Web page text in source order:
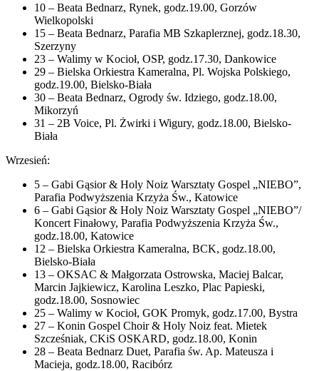
10 – Beata Bednarz, Rynek, godz.19.00, Gorzów
Wielkopolski
15 – Beata Bednarz, Parafia MB Szkaplerznej, godz.18.30,
Szerzyny
23 – Walimy w Kocioł, OSP, godz.17.30, Dankowice
29 – Bielska Orkiestra Kameralna, Pl. Wojska Polskiego,
godz.19.00, Bielsko-Biała
30 – Beata Bednarz, Ogrody św. Idziego, godz.18.00,
Mikorzyń
31 – 2B Voice, Pl. Żwirki i Wigury, godz.18.00, Bielsko-
Biała
Wrzesień:
5 – Gabi Gąsior & Holy Noiz Warsztaty Gospel „NIEBO”,
Parafia Podwyższenia Krzyża Św., Katowice
6 – Gabi Gąsior & Holy Noiz Warsztaty Gospel „NIEBO”/
Koncert Finałowy, Parafia Podwyższenia Krzyża Św.,
godz.18.00, Katowice
12 – Bielska Orkiestra Kameralna, BCK, godz.18.00,
Bielsko-Biała
13 – OKSAC & Małgorzata Ostrowska, Maciej Balcar,
Marcin Jajkiewicz, Karolina Leszko, Plac Papieski,
godz.18.00, Sosnowiec
25 – Walimy w Kocioł, GOK Promyk, godz.17.00, Bystra
27 – Konin Gospel Choir & Holy Noiz feat. Mietek
Szcześniak, CKiS OSKARD, godz.18.00, Konin
28 – Beata Bednarz Duet, Parafia św. Ap. Mateusza i
Macieja, godz.18.00, Racibórz